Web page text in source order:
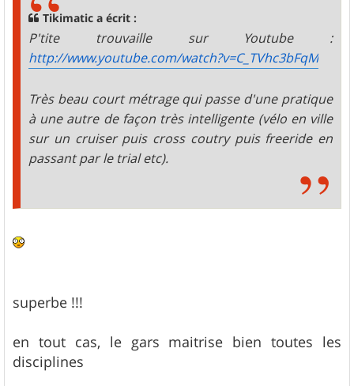
Tikimatic a écrit :
P'tite trouvaille sur Youtube :
http://www.youtube.com/watch?v=C_TVhc3bFqM
Très beau court métrage qui passe d'une pratique
à une autre de façon très intelligente (vélo en ville
sur un cruiser puis cross coutry puis freeride en
passant par le trial etc).
superbe !!!
en tout cas, le gars maitrise bien toutes les
disciplines